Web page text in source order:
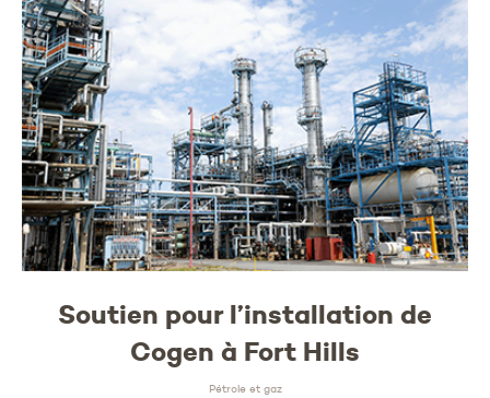
Soutien pour l’installation de
Cogen à Fort Hills
Pétrole et gaz